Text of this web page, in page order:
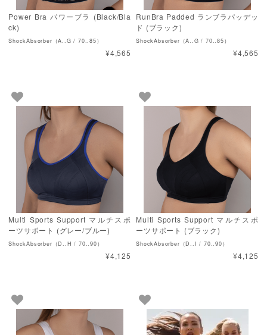
Power Bra パワーブラ (Black/Bla
ck)
ShockAbsorber（A..G / 70..85）
¥4,565
RunBra Padded ランブラパッデッ
ド (ブラック)
ShockAbsorber（A..G / 70..85）
¥4,565
Multi Sports Support マルチスポ
ーツサポート (グレー/ブルー)
ShockAbsorber（D..H / 70..90）
¥4,125
Multi Sports Support マルチスポ
ーツサポート (ブラック)
ShockAbsorber（D..I / 70..90）
¥4,125